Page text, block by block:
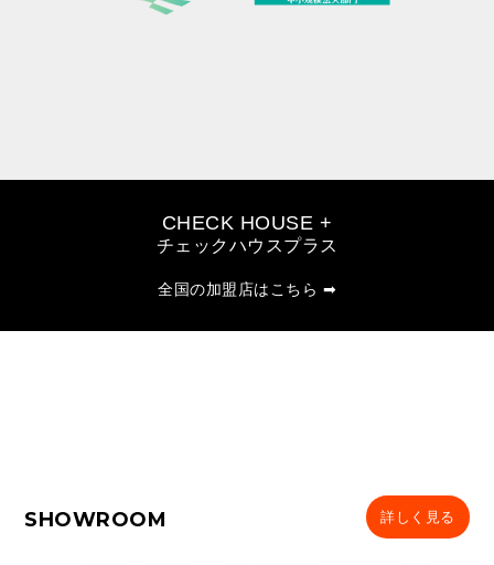
CHECK HOUSE +
チェックハウスプラス
全国の加盟店はこちら ➡
SHOWROOM 詳しく見る